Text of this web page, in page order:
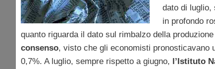
dato di luglio,
in profondo
quanto riguarda il dato sul rimbalzo della
consenso, visto che gli economisti pronosticavano
0,7%. A luglio, sempre rispetto a giugno, l’Istituto